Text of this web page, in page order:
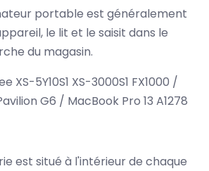
portable est généralement
le lit et le saisit dans le
du magasin.
XS-5Y10S1 XS-3000S1 FX1000 /
G6 / MacBook Pro 13 A1278
est situé à l'intérieur de chaque